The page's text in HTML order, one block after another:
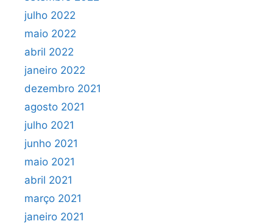
julho 2022
maio 2022
abril 2022
janeiro 2022
dezembro 2021
agosto 2021
julho 2021
junho 2021
maio 2021
abril 2021
março 2021
janeiro 2021